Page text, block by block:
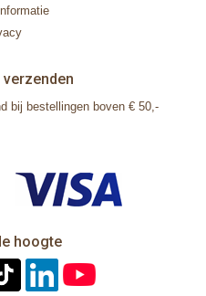
verzenden
bij bestellingen boven € 50,-
hoogte